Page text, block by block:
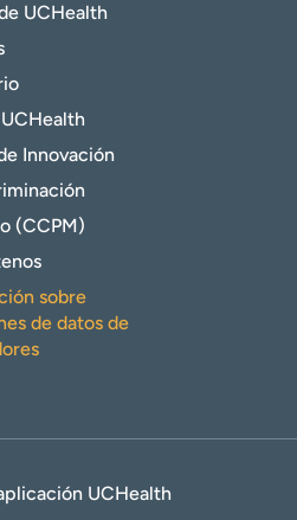
UCHealth
Innovación
(CCPM)
sobre
de datos de
UCHealth